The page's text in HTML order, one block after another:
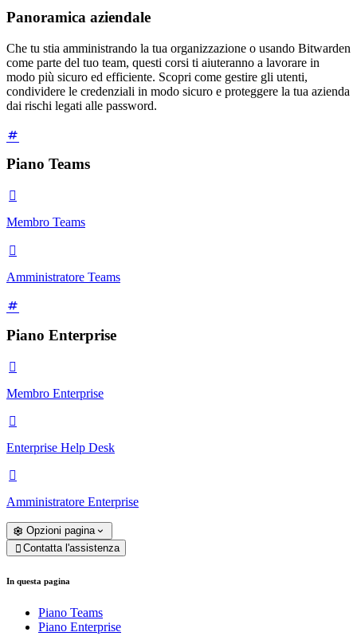
Panoramica aziendale
Che tu stia amministrando la tua organizzazione o usando Bitwarden
come parte del tuo team, questi corsi ti aiuteranno a lavorare in
modo più sicuro ed efficiente. Scopri come gestire gli utenti,
condividere le credenziali in modo sicuro e proteggere la tua azienda
dai rischi legati alle password.
Piano Teams

Membro Teams

Amministratore Teams
Piano Enterprise

Membro Enterprise

Enterprise Help Desk

Amministratore Enterprise
Opzioni pagina
 Contatta l'assistenza
In questa pagina
Piano Teams
Piano Enterprise